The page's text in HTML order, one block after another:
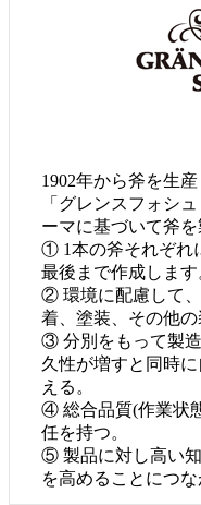
1902年から斧を生
「グレンスフォシ
ーマに基づいて斧を
① 1本の斧それぞれ
最後まで作成します
② 環境に配慮して
着、塗装、その他の
③ 分別をもって製
久性が増すと同時
える。
④ 総合品質(作業状
任を持つ。
⑤ 製品に対し高い
を高めることにつな